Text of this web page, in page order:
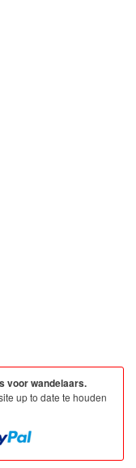
voor wandelaars.
up to date te houden